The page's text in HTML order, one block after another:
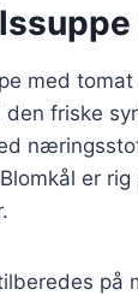
med
den friske
er
på